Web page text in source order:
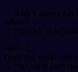
→ Bấm Camera bật
Allow”
→ Bấm nút màu
Bước 5:
Quét QR eSIM mới
→ Chờ tải & kích